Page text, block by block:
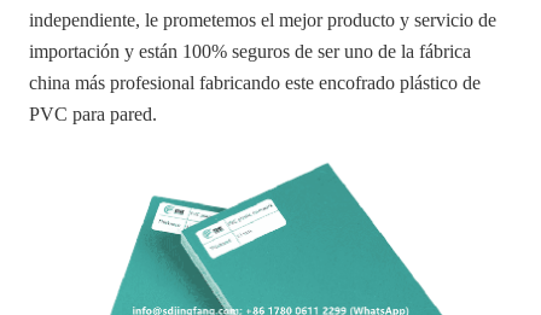
independiente, le prometemos el mejor producto y servicio de
importación y están 100% seguros de ser uno de la fábrica
china más profesional fabricando este encofrado plástico de
PVC para pared.